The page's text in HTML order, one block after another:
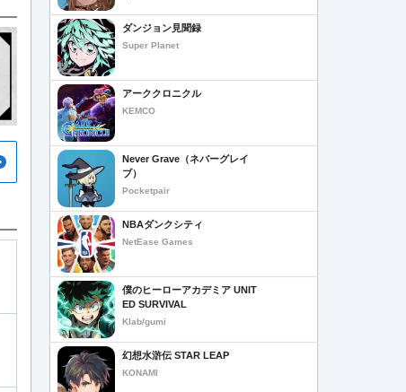
ダンジョン見聞録
Super Planet
アーククロニクル
KEMCO
Never Grave（ネバーグレイ
ブ）
Pocketpair
NBAダンクシティ
NetEase Games
僕のヒーローアカデミア UNIT
ED SURVIVAL
Klab/gumi
幻想水滸伝 STAR LEAP
KONAMI